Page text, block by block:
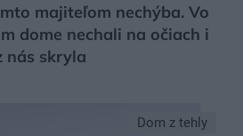
majiteľom nechýba. Vo
dome nechali na očiach i
nás skryla
Dom z tehly